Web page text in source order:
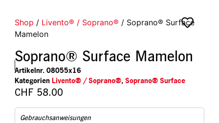
Shop / Livento® / Soprano® / Soprano® Surface
Mamelon
Soprano® Surface Mamelon
Artikelnr. 08055x16
Kategorien Livento® / Soprano®, Soprano® Surface
CHF 58.00
Gebrauchsanweisungen